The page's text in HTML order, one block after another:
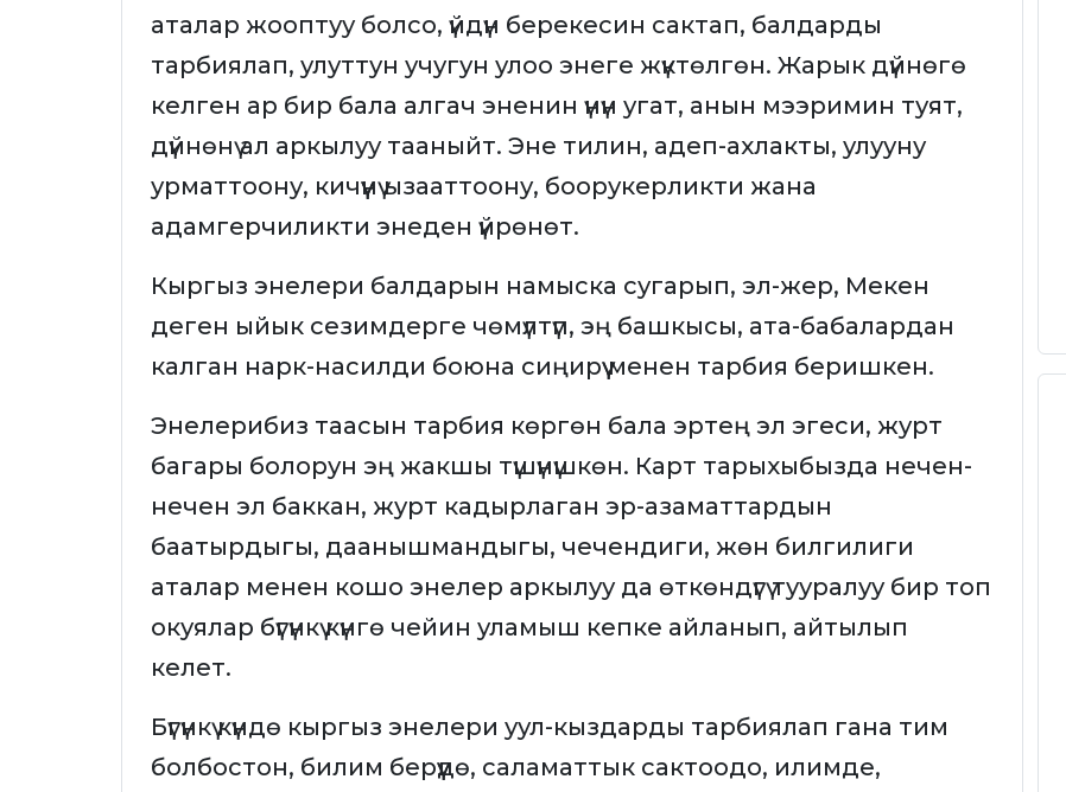
аталар жооптуу болсо, үйдүн берекесин сактап, балдарды
тарбиялап, улуттун учугун улоо энеге жүктөлгөн. Жарык дүйнөгө
келген ар бир бала алгач эненин үнүн угат, анын мээримин туят,
дүйнөнү ал аркылуу тааныйт. Эне тилин, адеп-ахлакты, улууну
урматтоону, кичүүнү ызааттоону, боорукерликти жана
адамгерчиликти энеден үйрөнөт.
Кыргыз энелери балдарын намыска сугарып, эл-жер, Мекен
деген ыйык сезимдерге чөмүлтүп, эң башкысы, ата-бабалардан
калган нарк-насилди боюна сиңирүү менен тарбия беришкен.
Энелерибиз таасын тарбия көргөн бала эртең эл эгеси, журт
багары болорун эң жакшы түшүнүшкөн. Карт тарыхыбызда нечен-
нечен эл баккан, журт кадырлаган эр-азаматтардын
баатырдыгы, даанышмандыгы, чечендиги, жөн билгилиги
аталар менен кошо энелер аркылуу да өткөндүгү тууралуу бир топ
окуялар бүгүнкү күнгө чейин уламыш кепке айланып, айтылып
келет.
Бүгүнкү күндө кыргыз энелери уул-кыздарды тарбиялап гана тим
болбостон, билим берүүдө, саламаттык сактоодо, илимде,